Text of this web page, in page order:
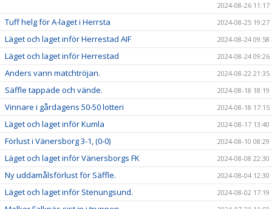
2024-08-26 11:17
Tuff helg för A-laget i Herrsta 2024-08-25 19:27
Läget och laget inför Herrestad AIF 2024-08-24 09:58
Läget och laget inför Herrestad 2024-08-24 09:26
Anders vann matchtröjan. 2024-08-22 21:35
Säffle tappade och vände. 2024-08-18 18:19
Vinnare i gårdagens 50-50 lotteri 2024-08-18 17:15
Läget och laget inför Kumla 2024-08-17 13:40
Förlust i Vänersborg 3-1, (0-0) 2024-08-10 08:29
Läget och laget inför Vänersborgs FK 2024-08-08 22:30
Ny uddamålsförlust för Säffle. 2024-08-04 12:30
Läget och laget inför Stenungsund. 2024-08-02 17:19